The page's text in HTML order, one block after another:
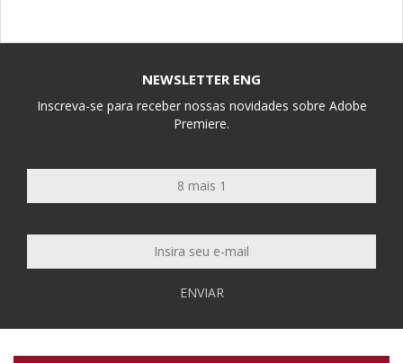
NEWSLETTER ENG
Inscreva-se para receber nossas novidades sobre Adobe
Premiere.
ENVIAR